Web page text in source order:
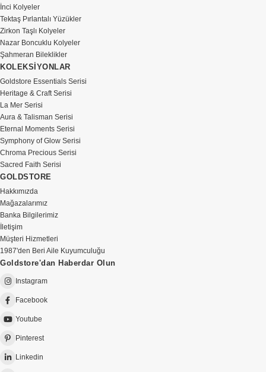
İnci Kolyeler
Tektaş Pırlantalı Yüzükler
Zirkon Taşlı Kolyeler
Nazar Boncuklu Kolyeler
Şahmeran Bileklikler
KOLEKSİYONLAR
Goldstore Essentials Serisi
Heritage & Craft Serisi
La Mer Serisi
Aura & Talisman Serisi
Eternal Moments Serisi
Symphony of Glow Serisi
Chroma Precious Serisi
Sacred Faith Serisi
GOLDSTORE
Hakkımızda
Mağazalarımız
Banka Bilgilerimiz
İletişim
Müşteri Hizmetleri
1987'den Beri Aile Kuyumculuğu
Goldstore'dan Haberdar Olun
Instagram
Facebook
Youtube
Pinterest
Linkedin